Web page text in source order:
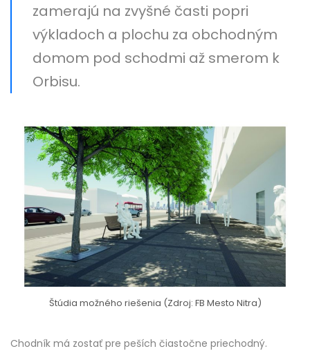
zamerajú na zvyšné časti popri
výkladoch a plochu za obchodným
domom pod schodmi až smerom k
Orbisu.
Štúdia možného riešenia (Zdroj: FB Mesto Nitra)
Chodník má zostať pre peších čiastočne priechodný.